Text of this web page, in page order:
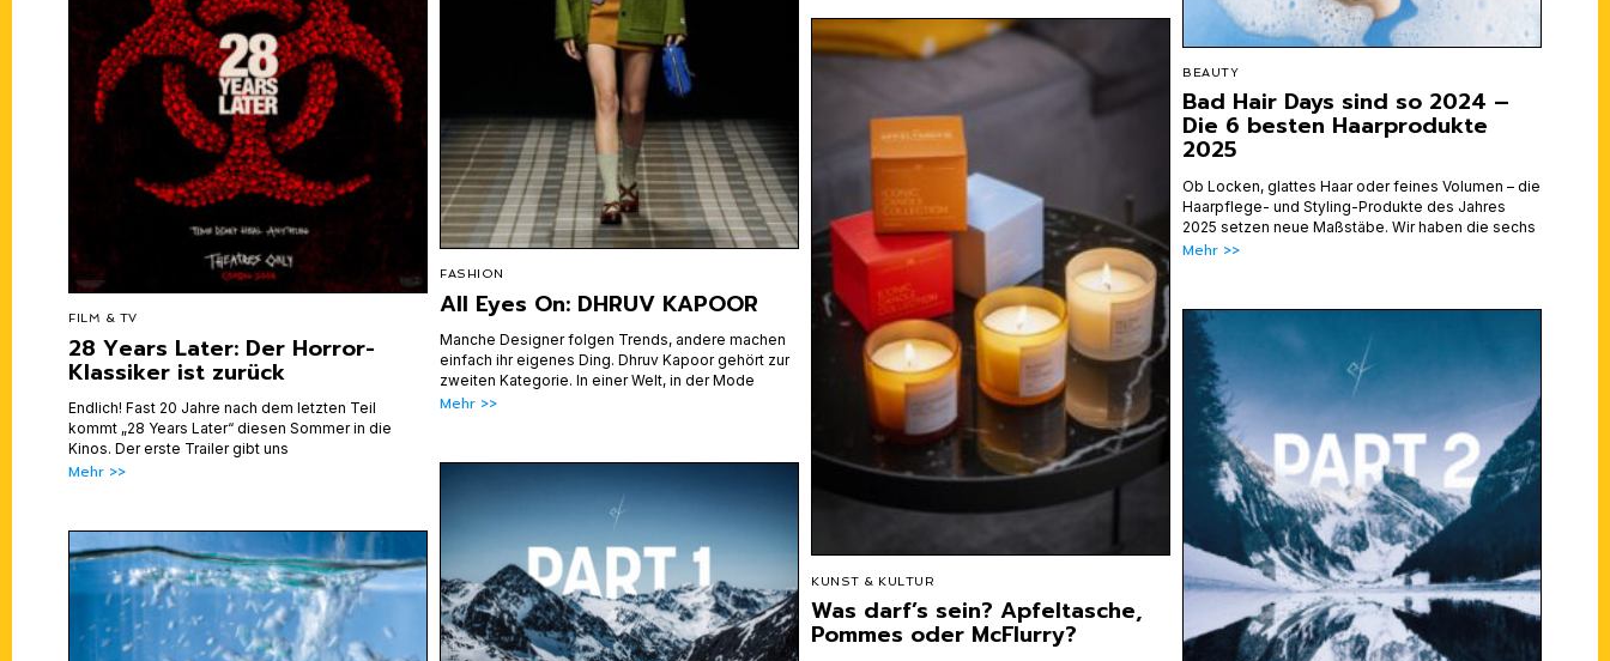
BEAUTY
Bad Hair Days sind so 2024 –
Die 6 besten Haarprodukte
2025
Ob Locken, glattes Haar oder feines Volumen – die
Haarpflege- und Styling-Produkte des Jahres
2025 setzen neue Maßstäbe. Wir haben die sechs
Mehr >>
FASHION
All Eyes On: DHRUV KAPOOR
Manche Designer folgen Trends, andere machen
einfach ihr eigenes Ding. Dhruv Kapoor gehört zur
zweiten Kategorie. In einer Welt, in der Mode
Mehr >>
FILM & TV
28 Years Later: Der Horror-
Klassiker ist zurück
Endlich! Fast 20 Jahre nach dem letzten Teil
kommt „28 Years Later“ diesen Sommer in die
Kinos. Der erste Trailer gibt uns
Mehr >>
KUNST & KULTUR
Was darf’s sein? Apfeltasche,
Pommes oder McFlurry?